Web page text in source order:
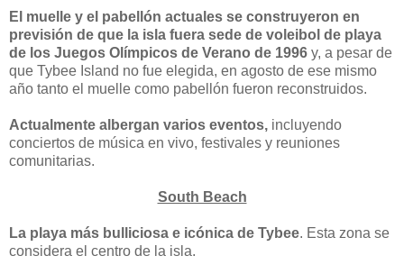
El muelle y el pabellón actuales se construyeron en
previsión de que la isla fuera sede de voleibol de playa
de los Juegos Olímpicos de Verano de 1996 y, a pesar de
que Tybee Island no fue elegida, en agosto de ese mismo
año tanto el muelle como pabellón fueron reconstruidos.
Actualmente albergan varios eventos, incluyendo
conciertos de música en vivo, festivales y reuniones
comunitarias.
South Beach
La playa más bulliciosa e icónica de Tybee. Esta zona se
considera el centro de la isla.